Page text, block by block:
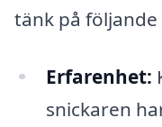
tänk på
Erfarenhet:
snickaren